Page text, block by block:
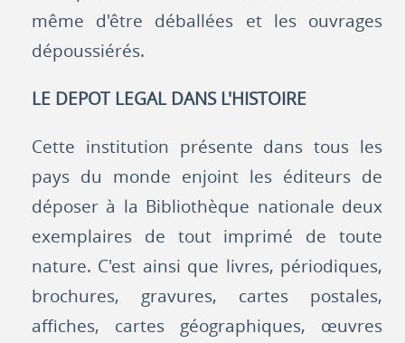
même d'être déballées et les ouvrages
dépoussiérés.
LE DEPOT LEGAL DANS L'HISTOIRE
Cette institution présente dans tous les
pays du monde enjoint les éditeurs de
déposer à la Bibliothèque nationale deux
exemplaires de tout imprimé de toute
nature. C'est ainsi que livres, périodiques,
brochures, gravures, cartes postales,
affiches, cartes géographiques, œuvres